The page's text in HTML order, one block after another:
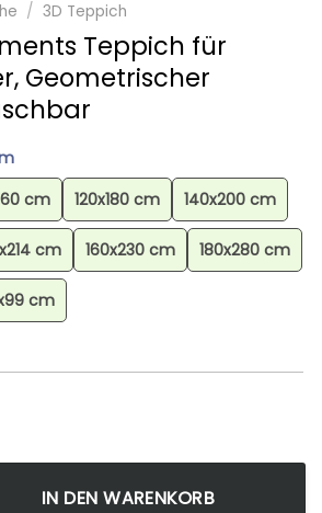
/ 3D Teppich
Teppich für
Geometrischer
cm 120x180 cm 140x200 cm
cm 160x230 cm 180x280 cm
cm
Teppich für Wohnzimmer,
IN DEN WARENKORB